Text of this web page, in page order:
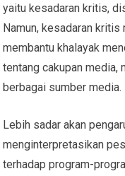
yaitu kesadaran kritis,
Namun, kesadaran
membantu khalayak
tentang cakupan media,
berbagai sumber media.
Lebih sadar akan
menginterpretasikan
terhadap program-